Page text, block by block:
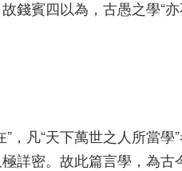
錢賓四以為，古愚之學“
，凡“天下萬世之人所當學
詳密。故此篇言學，為古